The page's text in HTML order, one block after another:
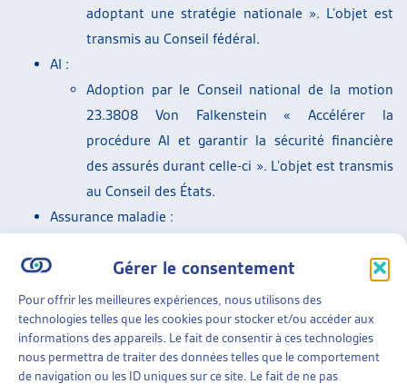
Gérer le consentement
Pour offrir les meilleures expériences, nous utilisons des
technologies telles que les cookies pour stocker et/ou accéder aux
informations des appareils. Le fait de consentir à ces technologies
nous permettra de traiter des données telles que le comportement
de navigation ou les ID uniques sur ce site. Le fait de ne pas
adoptant une stratégie nationale ». L’objet est
transmis au Conseil fédéral.
AI :
Adoption par le Conseil national de la motion
23.3808 Von Falkenstein « Accélérer la
procédure AI et garantir la sécurité financière
des assurés durant celle-ci ». L’objet est transmis
au Conseil des États.
Assurance maladie :
24.3636 Friedli « Adapter la franchise minimale
aux conditions réelles ». L’objet est transmis au
Conseil national.
Assurance-chômage :
Le Conseil des États a renvoyé l’initiative